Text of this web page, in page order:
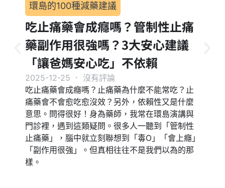
環島的100種減藥建議
吃止痛藥會成癮嗎？管制性止痛
藥副作用很強嗎？3大安心建議
「讓爸媽安心吃」不依賴
2025-12-25 ．
沒有評論
吃止痛藥會成癮嗎？止痛藥為什麼不能常吃？止
痛藥會不會愈吃愈沒效？另外，依賴性又是什麼
意思。問得很好！身為藥師，我常在環島演講與
門診裡，遇到這類疑問。很多人一聽到「管制性
止痛藥」，腦中就立刻聯想到「毒O」「會上癮」
「副作用很強」。但真相往往不是我們以為的那
樣。